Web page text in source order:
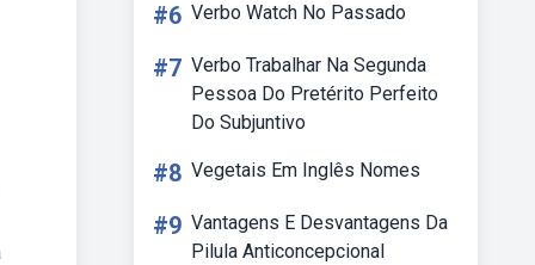
#6 Verbo Watch No Passado
#7 Verbo Trabalhar Na Segunda
Pessoa Do Pretérito Perfeito
Do Subjuntivo
#8 Vegetais Em Inglês Nomes
#9 Vantagens E Desvantagens Da
Pilula Anticoncepcional